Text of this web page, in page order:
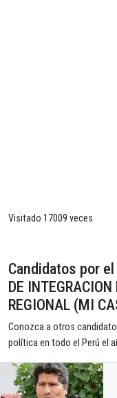
Visitado 17009 veces
Candidatos por
DE INTEGRACION
REGIONAL (MI
Conozca a otros
política en todo el Perú el